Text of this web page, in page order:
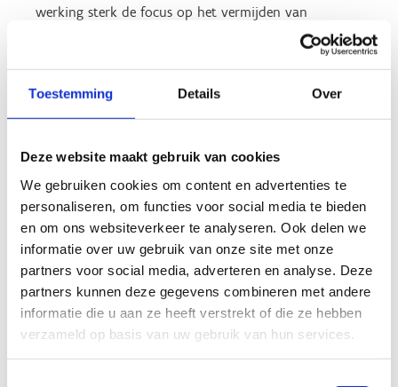
Toestemming Details Over
Deze website maakt gebruik van cookies
We gebruiken cookies om content en advertenties te
personaliseren, om functies voor social media te bieden
en om ons websiteverkeer te analyseren. Ook delen we
informatie over uw gebruik van onze site met onze
partners voor social media, adverteren en analyse. Deze
partners kunnen deze gegevens combineren met andere
informatie die u aan ze heeft verstrekt of die ze hebben
verzameld op basis van uw gebruik van hun services.
werking sterk de focus op het vermijden van
grensoverschrijdend gedrag, en reiken we oplossingen
Bij de aanspreekpersoon integriteit kunnen cursisten,
terecht met een vraag of voor advies of doorverwijzing
grensoverschrijdend gedrag.
Wil je grensoverschrijdend gedrag binnen een VTS-
cursusorganisatie melden, dan kan je dit ook via
onderstaand formulier. Je kan er aangeven of we je
telefonisch of per mail mogen contacteren.
Meldingsformulier grensoverschrijdend gedrag